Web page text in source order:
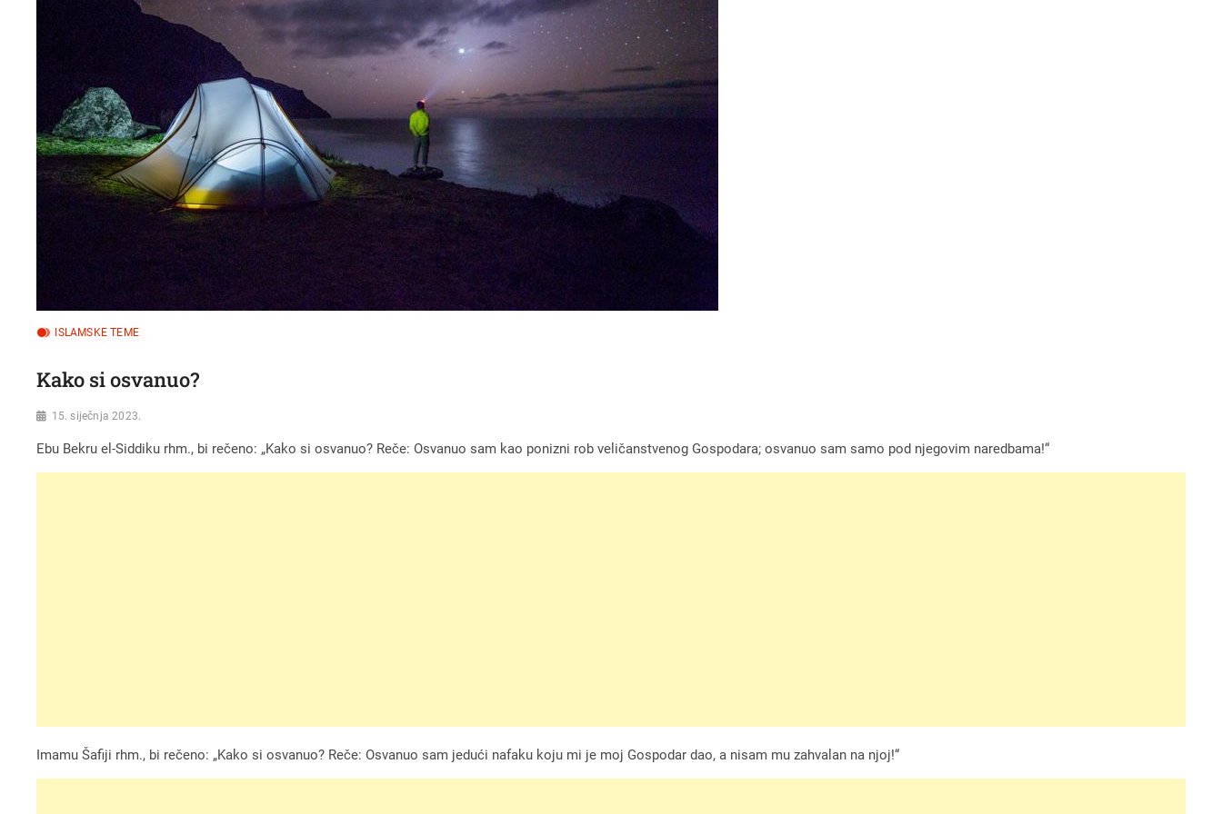
ISLAMSKE TEME
Kako si osvanuo?
15. siječnja 2023.
Ebu Bekru el-Siddiku rhm., bi rečeno: „Kako si osvanuo? Reče: Osvanuo sam kao ponizni rob veličanstvenog Gospodara; osvanuo sam samo pod njegovim naredbama!“
Imamu Šafiji rhm., bi rečeno: „Kako si osvanuo? Reče: Osvanuo sam jedući nafaku koju mi je moj Gospodar dao, a nisam mu zahvalan na njoj!“